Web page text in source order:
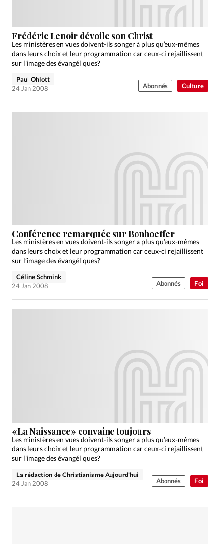
Culture
Frédéric Lenoir dévoile son Christ
Les ministères en vues doivent-ils songer à plus qu’eux-mêmes
dans leurs choix et leur programmation car ceux-ci rejaillissent
sur l’image des évangéliques?
Paul Ohlott
24 Jan 2008
Abonnés
Foi
Conférence remarquée sur Bonhoeffer
Les ministères en vues doivent-ils songer à plus qu’eux-mêmes
dans leurs choix et leur programmation car ceux-ci rejaillissent
sur l’image des évangéliques?
Céline Schmink
24 Jan 2008
Abonnés
Foi
«La Naissance» convainc toujours
Les ministères en vues doivent-ils songer à plus qu’eux-mêmes
dans leurs choix et leur programmation car ceux-ci rejaillissent
sur l’image des évangéliques?
La rédaction de Christianisme Aujourd'hui
24 Jan 2008
Abonnés